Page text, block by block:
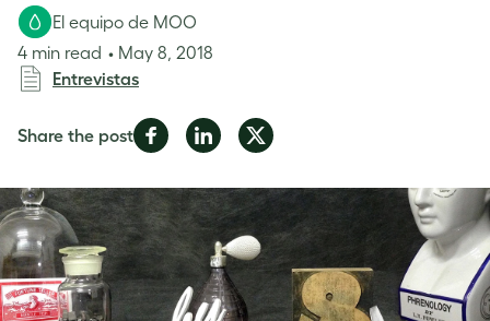
El equipo de MOO
4 min read
May 8, 2018
Entrevistas
Share the postShare
Facebook
Share
LinkedIn
Share
Twitter